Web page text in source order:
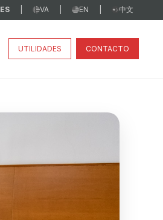
ES VA EN 中文
UTILIDADES CONTACTO